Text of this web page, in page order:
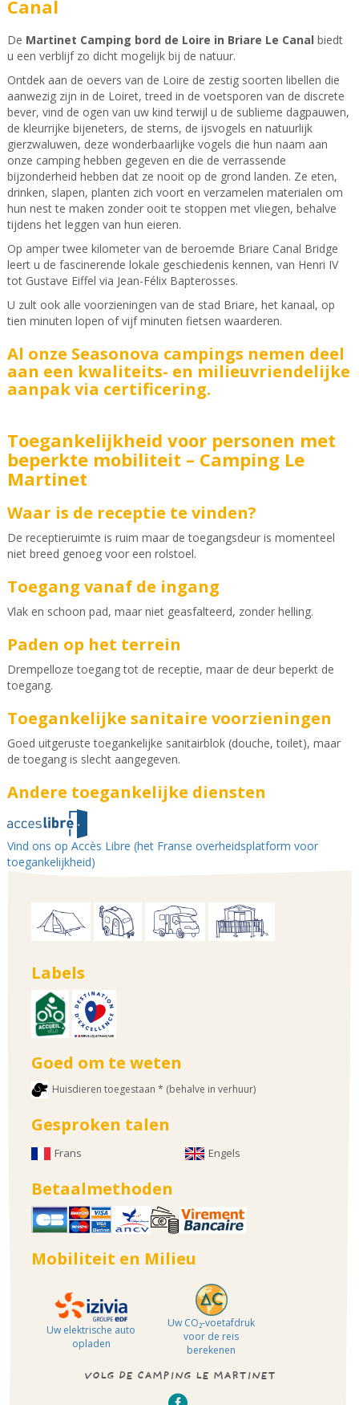
Canal
De Martinet Camping bord de Loire in Briare Le Canal biedt
u een verblijf zo dicht mogelijk bij de natuur.
Ontdek aan de oevers van de Loire de zestig soorten libellen die
aanwezig zijn in de Loiret, treed in de voetsporen van de discrete
bever, vind de ogen van uw kind terwijl u de sublieme dagpauwen,
de kleurrijke bijeneters, de sterns, de ijsvogels en natuurlijk
gierzwaluwen, deze wonderbaarlijke vogels die hun naam aan
onze camping hebben gegeven en die de verrassende
bijzonderheid hebben dat ze nooit op de grond landen. Ze eten,
drinken, slapen, planten zich voort en verzamelen materialen om
hun nest te maken zonder ooit te stoppen met vliegen, behalve
tijdens het leggen van hun eieren.
Op amper twee kilometer van de beroemde Briare Canal Bridge
leert u de fascinerende lokale geschiedenis kennen, van Henri IV
tot Gustave Eiffel via Jean-Félix Bapterosses.
U zult ook alle voorzieningen van de stad Briare, het kanaal, op
tien minuten lopen of vijf minuten fietsen waarderen.
Al onze Seasonova campings nemen deel
aan een kwaliteits- en milieuvriendelijke
aanpak via certificering.
Toegankelijkheid voor personen met
beperkte mobiliteit – Camping Le
Martinet
Waar is de receptie te vinden?
De receptieruimte is ruim maar de toegangsdeur is momenteel
niet breed genoeg voor een rolstoel.
Toegang vanaf de ingang
Vlak en schoon pad, maar niet geasfalteerd, zonder helling.
Paden op het terrein
Drempelloze toegang tot de receptie, maar de deur beperkt de
toegang.
Toegankelijke sanitaire voorzieningen
Goed uitgeruste toegankelijke sanitairblok (douche, toilet), maar
de toegang is slecht aangegeven.
Andere toegankelijke diensten
Vind ons op Accès Libre (het Franse overheidsplatform voor
toegankelijkheid)
Labels
Goed om te weten
Huisdieren toegestaan * (behalve in verhuur)
Gesproken talen
Frans Engels
Betaalmethoden
Mobiliteit en Milieu
Uw elektrische auto
opladen
Uw CO₂-voetafdruk
voor de reis
berekenen
VOLG DE CAMPING LE MARTINET